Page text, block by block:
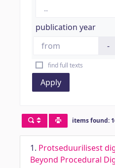
publication year
-
find full texts
Apply
items found:
1. Protseduurilisest
Beyond Procedural